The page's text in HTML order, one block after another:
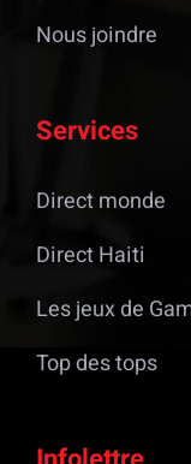
Nous joindre
Services
Direct monde
Direct Haiti
Les jeux de
Top des tops